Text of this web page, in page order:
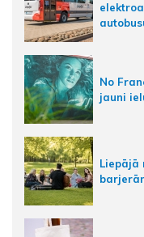
No
jauni
Liepājā